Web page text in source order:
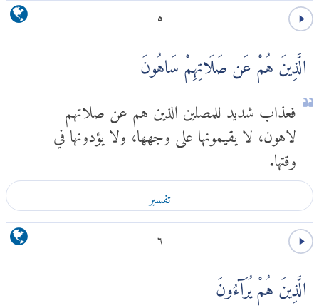
٥
الَّذِينَ هُمْ عَن صَلَاتِهِمْ سَاهُونَ
فعذاب شديد للمصلين الذين هم عن صلاتهم
لاهون، لا يقيمونها على وجهها، ولا يؤدونها في
وقتها.
تفسير
٦
الَّذِينَ هُمْ يُرَآءُونَ